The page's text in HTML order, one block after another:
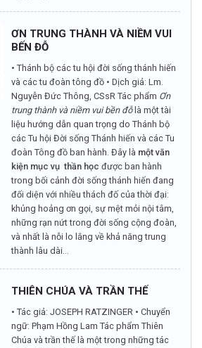
ƠN TRUNG THÀNH VÀ NIỀM VUI
BẾN ĐỖ
• Thánh bộ các tu hội đời sống thánh hiến
và các tu đoàn tông đồ • Dịch giả: Lm.
Nguyễn Đức Thông, CSsR Tác phẩm Ơn
trung thành và niềm vui bền đỗlà một tài
liệu hướng dẫn quan trọng do Thánh bộ
các Tu hội Đời sống Thánh hiến và các Tu
đoàn Tông đồ ban hành. Đây là một văn
kiện mục vụ thần học được ban hành
trong bối cảnh đời sống thánh hiến đang
đối diện với nhiều thách đố của thời đại:
khủng hoảng ơn gọi, sự mệt mỏi nội tâm,
những rạn nứt trong đời sống cộng đoàn,
và nhất là nỗi lo lắng về khả năng trung
thành lâu dài...
THIÊN CHÚA VÀ TRẦN THẾ
• Tác giả: JOSEPH RATZINGER • Chuyển
ngữ: Phạm Hồng Lam Tác phẩm Thiên
Chúa và trần thế là một trong những tác